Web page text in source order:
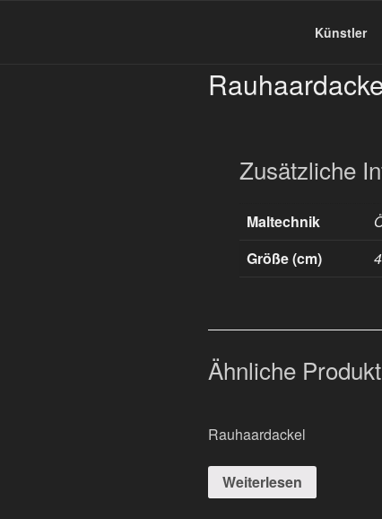
Künstler
Zusätzliche
Maltechnik
Größe (cm)
Ähnliche
Rauhaardackel
Weiterlesen